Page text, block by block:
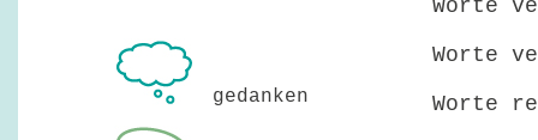
gedanken
Worte
Worte
Worte